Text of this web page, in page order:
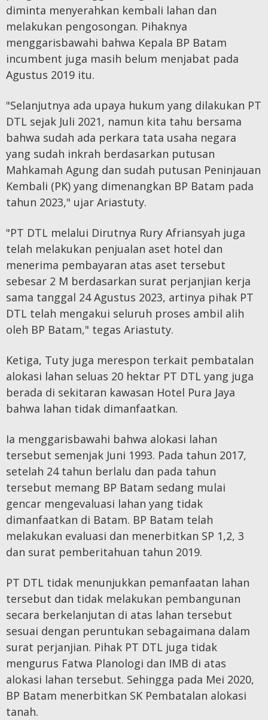
diminta menyerahkan kembali lahan dan
melakukan pengosongan. Pihaknya
menggarisbawahi bahwa Kepala BP Batam
incumbent juga masih belum menjabat pada
Agustus 2019 itu.
"Selanjutnya ada upaya hukum yang dilakukan PT
DTL sejak Juli 2021, namun kita tahu bersama
bahwa sudah ada perkara tata usaha negara
yang sudah inkrah berdasarkan putusan
Mahkamah Agung dan sudah putusan Peninjauan
Kembali (PK) yang dimenangkan BP Batam pada
tahun 2023," ujar Ariastuty.
"PT DTL melalui Dirutnya Rury Afriansyah juga
telah melakukan penjualan aset hotel dan
menerima pembayaran atas aset tersebut
sebesar 2 M berdasarkan surat perjanjian kerja
sama tanggal 24 Agustus 2023, artinya pihak PT
DTL telah mengakui seluruh proses ambil alih
oleh BP Batam," tegas Ariastuty.
Ketiga, Tuty juga merespon terkait pembatalan
alokasi lahan seluas 20 hektar PT DTL yang juga
berada di sekitaran kawasan Hotel Pura Jaya
bahwa lahan tidak dimanfaatkan.
Ia menggarisbawahi bahwa alokasi lahan
tersebut semenjak Juni 1993. Pada tahun 2017,
setelah 24 tahun berlalu dan pada tahun
tersebut memang BP Batam sedang mulai
gencar mengevaluasi lahan yang tidak
dimanfaatkan di Batam. BP Batam telah
melakukan evaluasi dan menerbitkan SP 1,2, 3
dan surat pemberitahuan tahun 2019.
PT DTL tidak menunjukkan pemanfaatan lahan
tersebut dan tidak melakukan pembangunan
secara berkelanjutan di atas lahan tersebut
sesuai dengan peruntukan sebagaimana dalam
surat perjanjian. Pihak PT DTL juga tidak
mengurus Fatwa Planologi dan IMB di atas
alokasi lahan tersebut. Sehingga pada Mei 2020,
BP Batam menerbitkan SK Pembatalan alokasi
tanah.